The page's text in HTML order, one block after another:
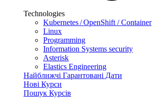
Technologies
Kubernetes / OpenShift / Container
Linux
Programming
Information Systems security
Asterisk
Elastics Engineering
Найближчі Гарантовані Дати
Нові Курси
Пошук Курсів